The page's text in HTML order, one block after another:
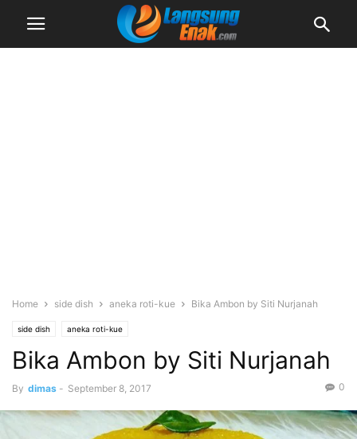
Home side dish aneka roti-kue Bika Ambon by Siti Nurjanah
side dish aneka roti-kue
Bika Ambon by Siti Nurjanah
By dimas - September 8, 2017 0